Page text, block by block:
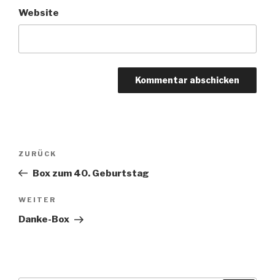
Website
Beitragsnavigation
Vorheriger
Beitrag
ZURÜCK
Box zum 40. Geburtstag
Nächster
Beitrag
WEITER
Danke-Box